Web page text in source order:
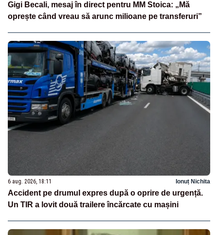
Gigi Becali, mesaj în direct pentru MM Stoica: „Mă
oprește când vreau să arunc milioane pe transferuri”
6 aug. 2026, 18:11 Ionuț Nichita
Accident pe drumul expres după o oprire de urgență.
Un TIR a lovit două trailere încărcate cu mașini